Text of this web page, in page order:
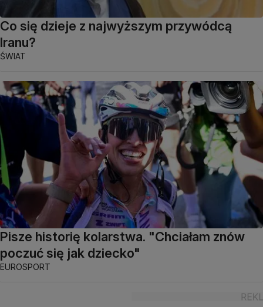
Co się dzieje z najwyższym przywódcą
Iranu?
ŚWIAT
Pisze historię kolarstwa. "Chciałam znów
poczuć się jak dziecko"
EUROSPORT